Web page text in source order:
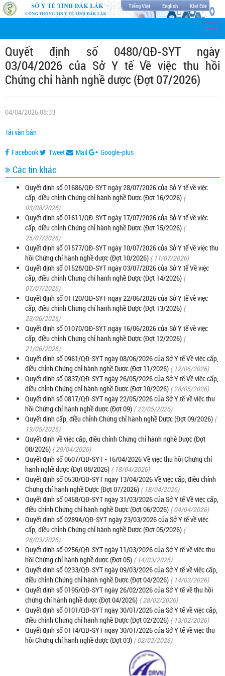
Tiếng Việt English Klei Ede
Quyết định số 0480/QĐ-SYT ngày
03/04/2026 của Sở Y tế Về việc thu hồi
Chứng chỉ hành nghề dược (Đợt 07/2026)
04/04/2026 08:33
Tải văn bản
Facebook Tweet Mail Google-plus
Các tin khác
Quyết định số 01686/QĐ-SYT ngày 28/07/2026 của Sở Y tế về việc
cấp, điều chỉnh Chứng chỉ hành nghề Dược (Đợt 16/2026) (
03/08/2026)
Quyết định số 01611/QĐ-SYT ngày 17/07/2026 của Sở Y tế về việc
cấp, điều chỉnh Chứng chỉ hành nghề Dược (Đợt 15/2026) (
25/07/2026)
Quyết định số 01577/QĐ-SYT ngày 10/07/2026 của Sở Y tế về việc thu
hồi Chứng chỉ hành nghề dược (Đợt 10/2026) ( 11/07/2026)
Quyết định số 01528/QĐ-SYT ngày 03/07/2026 của Sở Y tế Về việc
cấp, điều chỉnh Chứng chỉ hành nghề Dược (Đợt 14/2026) (
07/07/2026)
Quyết định số 01120/QĐ-SYT ngày 22/06/2026 của Sở Y tế về việc
cấp, điều chỉnh Chứng chỉ hành nghề Dược (Đợt 13/2026) (
23/06/2026)
Quyết định số 01070/QĐ-SYT ngày 16/06/2026 của Sở Y tế về việc
cấp, điều chỉnh Chứng chỉ hành nghề Dược (Đợt 12/2026) (
21/06/2026)
Quyết định số 0961/QĐ-SYT ngày 08/06/2026 của Sở Y tế Về việc cấp,
điều chỉnh Chứng chỉ hành nghề Dược (Đợt 11/2026) ( 12/06/2026)
Quyết định số 0837/QĐ-SYT ngày 26/05/2026 của Sở Y tế Về việc cấp,
điều chỉnh Chứng chỉ hành nghề Dược (Đợt 10/2026) ( 28/05/2026)
Quyết định số 0817/QĐ-SYT ngày 22/05/2026 của Sở Y tế về việc thu
hồi Chứng chỉ hành nghề dược (Đợt 09) ( 22/05/2026)
Quyết định cấp, điều chỉnh Chứng chỉ hành nghề Dược (Đợt 09/2026) (
19/05/2026)
Quyết định về việc cấp, điều chỉnh Chứng chỉ hành nghề Dược (Đợt
08/2026) ( 29/04/2026)
Quyết định số 0607/QĐ-SYT - 16/04/2026 Về việc thu hồi Chứng chỉ
hành nghề dược (Đợt 08/2026) ( 18/04/2026)
Quyết định số 0530/QĐ-SYT ngày 13/04/2026 Về việc cấp, điều chỉnh
Chứng chỉ hành nghề Dược (Đợt 07/2026) ( 18/04/2026)
Quyết định số 0458/QĐ-SYT ngày 31/03/2026 của Sở Y tế Về việc cấp,
điều chỉnh Chứng chỉ hành nghề Dược (Đợt 06/2026) ( 04/04/2026)
Quyết định số 0289A/QĐ-SYT ngày 23/03/2026 của Sở Y tế về việc
cấp, điều chỉnh Chứng chỉ hành nghề Dược (Đợt 05/2026) (
28/03/2026)
Quyết định số 0256/QĐ-SYT ngày 11/03/2026 của Sở Y tế về việc thu
hồi Chứng chỉ hành nghề dược (Đợt 05) ( 14/03/2026)
Quyết định số 0233/QĐ-SYT ngày 09/03/2026 của Sở Y tế về việc cấp,
điều chỉnh Chứng chỉ hành nghề Dược (Đợt 04/2026) ( 14/03/2026)
Quyết định số 0195/QĐ-SYT ngày 26/02/2026 của Sở Y tế về thu hồi
chứng chỉ hành nghề dược (Đợt 04/2026) ( 28/02/2026)
Quyết định số 0101/QĐ-SYT ngày 30/01/2026 của Sở Y tế về việc cấp,
điều chỉnh Chứng chỉ hành nghề Dược (Đợt 02/2026) ( 13/02/2026)
Quyết định số 0114/QĐ-SYT ngày 30/01/2026 của Sở Y tế về việc thu
hồi Chứng chỉ hành nghề dược (Đợt 03) ( 02/02/2026)